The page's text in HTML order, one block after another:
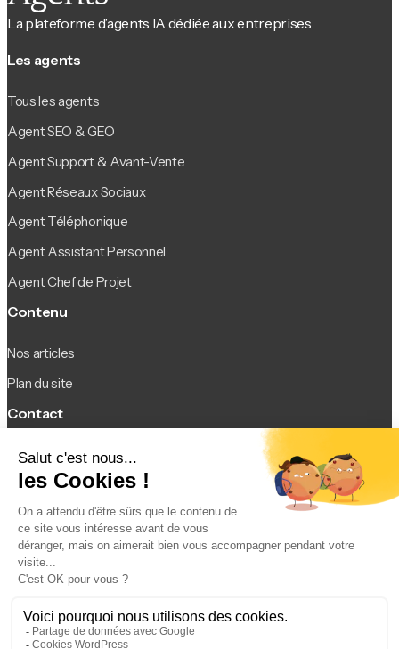
La plateforme d’agents IA dédiée aux entreprises
Les agents
Tous les agents
Agent SEO & GEO
Agent Support & Avant-Vente
Agent Réseaux Sociaux
Agent Téléphonique
Agent Assistant Personnel
Agent Chef de Projet
Contenu
Nos articles
Plan du site
Contact
Contact
Legal
Mentions légales
Politique de confidentialité
Conditions d’utilisation
© 2026 Agentsia. Tous droits réservés.